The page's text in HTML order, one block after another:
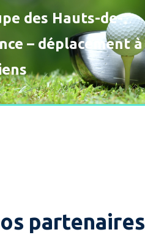
des Hauts-de-
– déplacement à
partenaires